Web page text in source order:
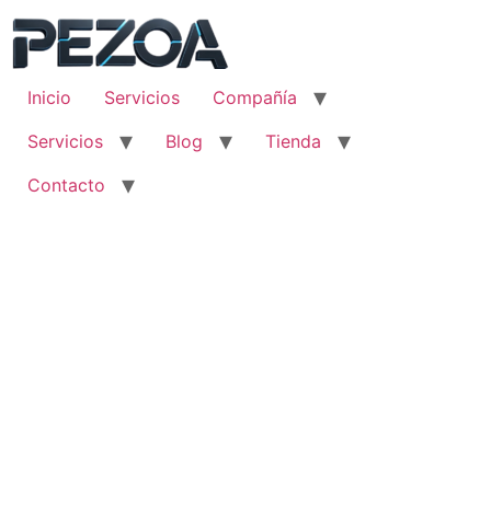
contenido
Inicio
Servicios
Compañía
Servicios
Blog
Tienda
Contacto